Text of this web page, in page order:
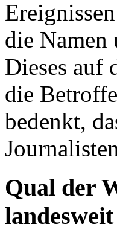
die Namen
Dieses auf
die
bedenkt,
Qual der
landesweit